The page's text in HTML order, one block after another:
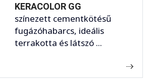
KERACOLOR GG
színezett cementkötésű
fugázóhabarcs, ideális
terrakotta és látszó ...